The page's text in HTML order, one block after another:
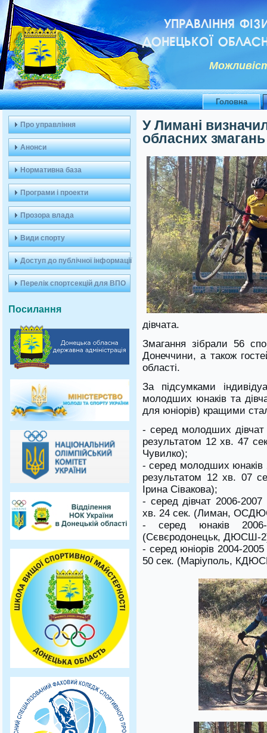
УПРАВЛІННЯ
ДОНЕЦЬКОЇ
Головна
Про управління
Анонси
Нормативна база
Програми і проекти
Прозора влада
Види спорту
Доступ до публічної інформації
Перелік спортсекцій для ВПО
Посилання
У Лимані
обласних
дівчата.
Змагання зібрали 56
Донеччини, а також
області.
За підсумками
молодших юнаків та
для юніорів) кращими
- серед молодших
результатом 12 хв. 47
Чувилко);
- серед молодших юнаків
результатом 12 хв. 07
Ірина Сівакова);
- серед дівчат 2006-
хв. 24 сек. (Лиман,
- серед юнаків
(Сєвєродонецьк, ДЮСШ-
- серед юніорів 2004-
50 сек. (Маріуполь,